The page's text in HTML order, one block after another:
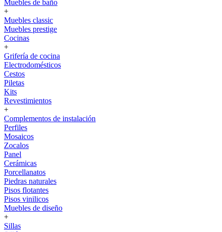
Muebles de baño
+
Muebles classic
Muebles prestige
Cocinas
+
Grifería de cocina
Electrodomésticos
Cestos
Piletas
Kits
Revestimientos
+
Complementos de instalación
Perfiles
Mosaicos
Zocalos
Panel
Cerámicas
Porcellanatos
Piedras naturales
Pisos flotantes
Pisos vinilicos
Muebles de diseño
+
Sillas